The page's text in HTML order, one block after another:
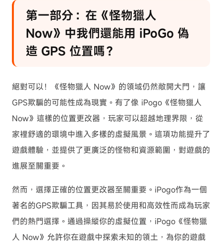
第一部分：在《怪物獵人
Now》中我們還能用 iPoGo 偽
造 GPS 位置嗎？
絕對可以！《怪物獵人 Now》的領域仍然敞開大門，讓
GPS欺騙的可能性成為現實。有了像 iPogo《怪物獵人
Now》這樣的位置更改器，玩家可以超越地理界限，從
家裡舒適的環境中進入多樣的虛擬風景。這項功能提升了
遊戲體驗，並提供了更廣泛的怪物和資源範圍，對遊戲的
進展至關重要。
然而，選擇正確的位置更改器至關重要。iPogo作為一個
著名的GPS欺騙工具，因其易於使用和高效性而成為玩家
們的熱門選擇。通過操縱你的虛擬位置，iPogo《怪物獵
人 Now》允許你在遊戲中探索未知的領土，為你的遊戲